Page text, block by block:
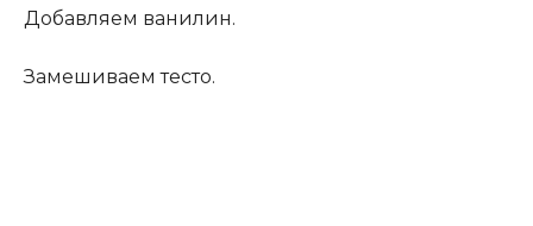
Добавляем ванилин.
Замешиваем тесто.